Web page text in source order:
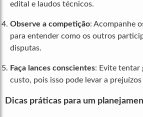
edital e laudos técnicos.
Observe a competição: Acompanhe
para entender como os outros
disputas.
Faça lances conscientes: Evite tentar
custo, pois isso pode levar a
Dicas práticas para um